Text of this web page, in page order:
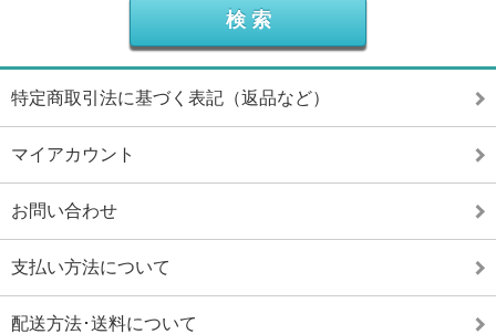
特定商取引法に基づく表記（返品など）
マイアカウント
お問い合わせ
支払い方法について
配送方法･送料について